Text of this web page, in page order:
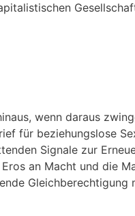
wenn daraus
für beziehungslose
Signale zur
an Macht und die
Gleichberechtigung